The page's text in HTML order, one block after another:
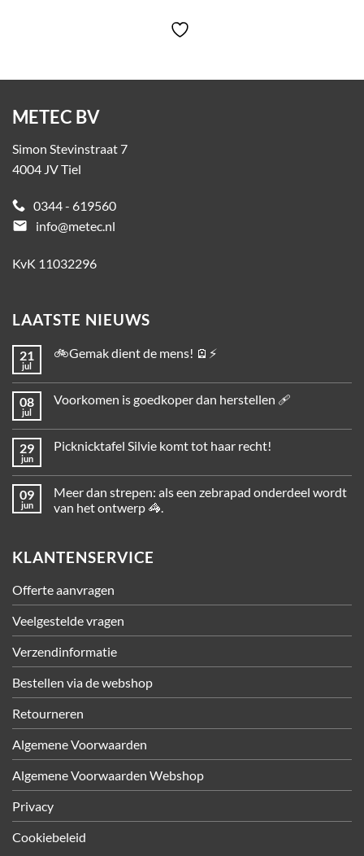
METEC BV
Simon Stevinstraat 7
4004 JV Tiel
0344 - 619560
email
info@metec.nl
KvK 11032296
LAATSTE NIEUWS
21
jul
🚲Gemak dient de mens! 🪫⚡
08
jul
Voorkomen is goedkoper dan herstellen 🩹
29
jun
Picknicktafel Silvie komt tot haar recht!
09
jun
Meer dan strepen: als een zebrapad onderdeel wordt
van het ontwerp 🦓.
KLANTENSERVICE
Offerte aanvragen
Veelgestelde vragen
Verzendinformatie
Bestellen via de webshop
Retourneren
Algemene Voorwaarden
Algemene Voorwaarden Webshop
Privacy
Cookiebeleid